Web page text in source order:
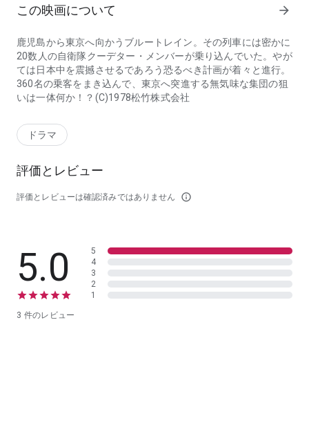
この映画について arrow_forward
鹿児島から東京へ向かうブルートレイン。その列車には密かに
20数人の自衛隊クーデター・メンバーが乗り込んでいた。やが
ては日本中を震撼させるであろう恐るべき計画が着々と進行。
360名の乗客をまき込んで、東京へ突進する無気味な集団の狙
いは一体何か！？(C)1978松竹株式会社
ドラマ
評価とレビュー
評価とレビューは確認済みではありません info_outline
5.0
3 件のレビュー
5
4
3
2
1